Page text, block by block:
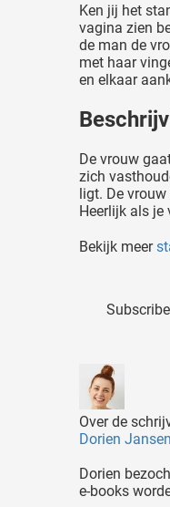
Ken jij het
vagina zien
de man de
met haar
en elkaar
De vrouw
zich
ligt. De
Heerlijk als je
Bekijk meer
Subscribe
Over de
Dorien Jansen
Dorien
e-books